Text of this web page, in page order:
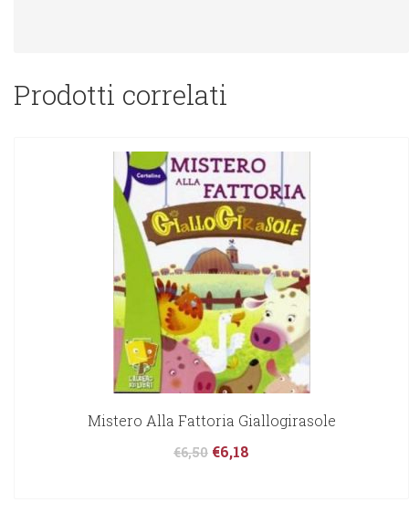
Prodotti correlati
Mistero Alla Fattoria Giallogirasole
€6,50 €6,18